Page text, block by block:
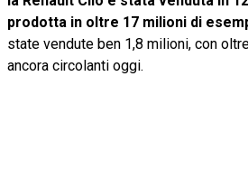
prodotta in oltre 17 milioni di
state vendute ben 1,8 milioni, con
ancora circolanti oggi.